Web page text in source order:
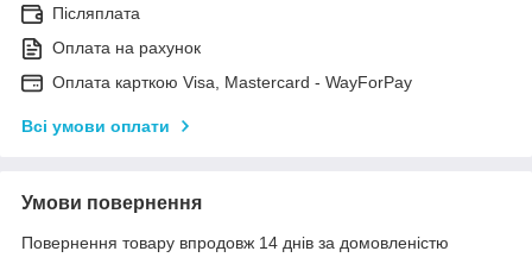
Післяплата
Оплата на рахунок
Оплата карткою Visa, Mastercard - WayForPay
Всі умови оплати
Умови повернення
Повернення товару впродовж 14 днів за домовленістю